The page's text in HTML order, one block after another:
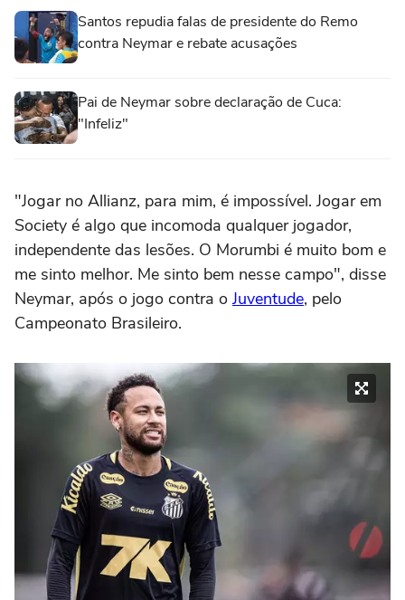
Santos repudia falas de presidente do Remo
contra Neymar e rebate acusações
Pai de Neymar sobre declaração de Cuca:
"Infeliz"
"Jogar no Allianz, para mim, é impossível. Jogar em
Society é algo que incomoda qualquer jogador,
independente das lesões. O Morumbi é muito bom e
me sinto melhor. Me sinto bem nesse campo", disse
Neymar, após o jogo contra o Juventude, pelo
Campeonato Brasileiro.